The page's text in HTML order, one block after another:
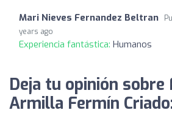
Mari Nieves Fernandez Beltran
years ago
Experiencia fantástica: Humanos
Deja tu opinión sobre
Armilla Fermín